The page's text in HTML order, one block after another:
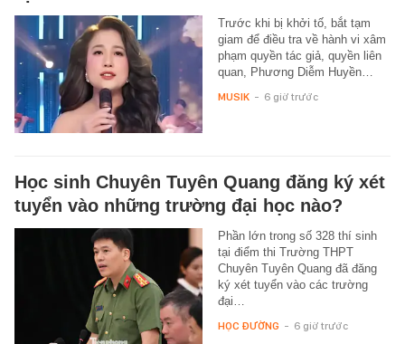
Trước khi bị khởi tố, bắt tạm
giam để điều tra về hành vi xâm
phạm quyền tác giả, quyền liên
quan, Phương Diễm Huyền…
MUSIK - 6 giờ trước
Học sinh Chuyên Tuyên Quang đăng ký xét
tuyển vào những trường đại học nào?
Phần lớn trong số 328 thí sinh
tại điểm thi Trường THPT
Chuyên Tuyên Quang đã đăng
ký xét tuyển vào các trường
đại…
HỌC ĐƯỜNG - 6 giờ trước